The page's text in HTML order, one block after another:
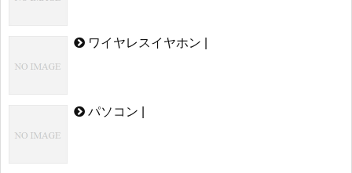
ワイヤレスイヤホン |
パソコン |